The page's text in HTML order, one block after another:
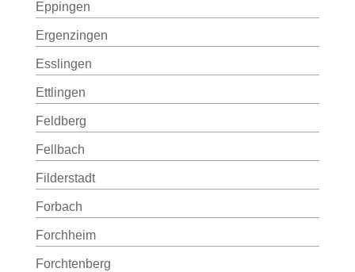
Eppingen
Ergenzingen
Esslingen
Ettlingen
Feldberg
Fellbach
Filderstadt
Forbach
Forchheim
Forchtenberg